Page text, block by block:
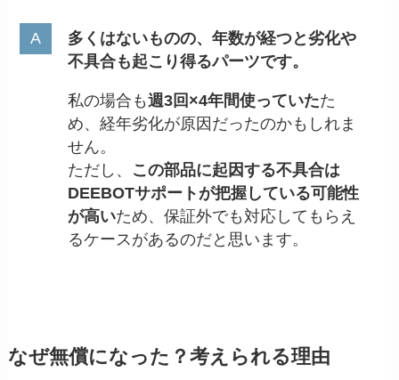
多くはないものの、年数が経つと劣化や
不具合も起こり得るパーツです。
私の場合も週3回×4年間使っていたた
め、経年劣化が原因だったのかもしれま
せん。
ただし、 この部品に起因する不具合は
DEEBOTサポートが把握している可能性
が高いため、保証外でも対応してもらえ
るケースがあるのだと思います。
なぜ無償になった？考えられる理由